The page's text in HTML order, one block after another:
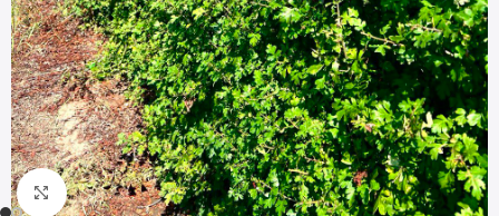
Click to enlarge